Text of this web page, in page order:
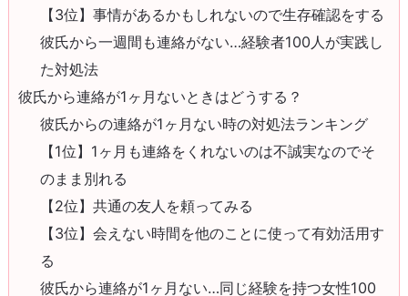
【3位】事情があるかもしれないので生存確認をする
彼氏から一週間も連絡がない…経験者100人が実践し
た対処法
彼氏から連絡が1ヶ月ないときはどうする？
彼氏からの連絡が1ヶ月ない時の対処法ランキング
【1位】1ヶ月も連絡をくれないのは不誠実なのでそ
のまま別れる
【2位】共通の友人を頼ってみる
【3位】会えない時間を他のことに使って有効活用す
る
彼氏から連絡が1ヶ月ない…同じ経験を持つ女性100